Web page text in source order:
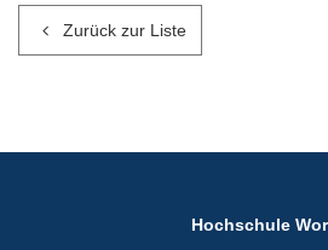
Zurück zur Liste
Hochschule